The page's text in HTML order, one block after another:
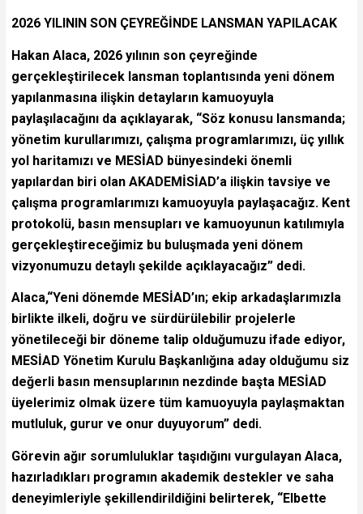
2026 YILININ SON ÇEYREĞİNDE LANSMAN YAPILACAK
Hakan Alaca, 2026 yılının son çeyreğinde
gerçekleştirilecek lansman toplantısında yeni dönem
yapılanmasına ilişkin detayların kamuoyuyla
paylaşılacağını da açıklayarak, “Söz konusu lansmanda;
yönetim kurullarımızı, çalışma programlarımızı, üç yıllık
yol haritamızı ve MESİAD bünyesindeki önemli
yapılardan biri olan AKADEMİSİAD’a ilişkin tavsiye ve
çalışma programlarımızı kamuoyuyla paylaşacağız. Kent
protokolü, basın mensupları ve kamuoyunun katılımıyla
gerçekleştireceğimiz bu buluşmada yeni dönem
vizyonumuzu detaylı şekilde açıklayacağız” dedi.
Alaca,“Yeni dönemde MESİAD’ın; ekip arkadaşlarımızla
birlikte ilkeli, doğru ve sürdürülebilir projelerle
yönetileceği bir döneme talip olduğumuzu ifade ediyor,
MESİAD Yönetim Kurulu Başkanlığına aday olduğumu siz
değerli basın mensuplarının nezdinde başta MESİAD
üyelerimiz olmak üzere tüm kamuoyuyla paylaşmaktan
mutluluk, gurur ve onur duyuyorum” dedi.
Görevin ağır sorumluluklar taşıdığını vurgulayan Alaca,
hazırladıkları programın akademik destekler ve saha
deneyimleriyle şekillendirildiğini belirterek, “Elbette